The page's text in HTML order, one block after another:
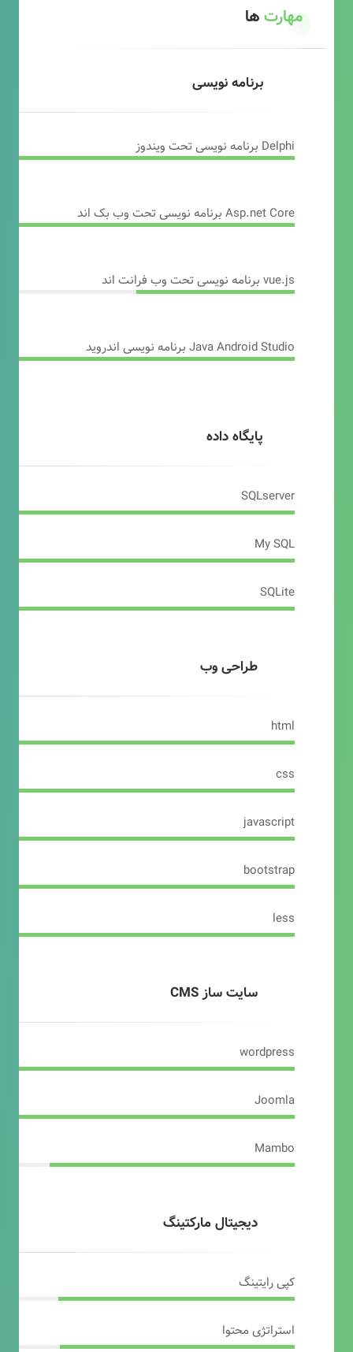
مهارتها
برنامه نویسی
Delphi برنامه نویسی تحت ویندوز
Asp.net Core برنامه نویسی تحت وب بک اند
vue.js برنامه نویسی تحت وب فرانت اند
Java Android Studio برنامه نویسی اندروید
پایگاه داده
SQLserver
My SQL
SQLite
طراحی وب
html
css
javascript
bootstrap
less
سایت ساز CMS
wordpress
Joomla
Mambo
دیجیتال مارکتینگ
کپی رایتینگ
استراتژی محتوا